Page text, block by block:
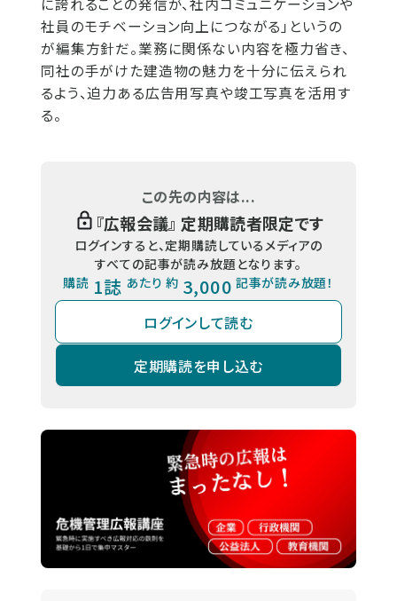
に誇れることの発信が、社内コミュニケーションや
社員のモチベーション向上につながる」というの
が編集方針だ。業務に関係ない内容を極力省き、
同社の手がけた建造物の魅力を十分に伝えられ
るよう、迫力ある広告用写真や竣工写真を活用す
る。
この先の内容は...
『広報会議』 定期購読者限定です
ログインすると、定期購読しているメディアの
すべての記事が読み放題となります。
購読 1誌 あたり 約 3,000 記事が読み放題！
ログインして読む
定期購読を申し込む